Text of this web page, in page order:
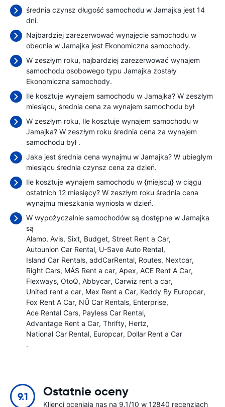
średnia czynsz długość samochodu w Jamajka jest 14
dni.
Najbardziej zarezerwować wynajęcie samochodu w
obecnie w Jamajka jest Ekonomiczna samochody.
W zeszłym roku, najbardziej zarezerwować wynajem
samochodu osobowego typu Jamajka zostały
Ekonomiczna samochody.
Ile kosztuje wynajem samochodu w Jamajka? W zeszłym
miesiącu, średnia cena za wynajem samochodu był
W zeszłym roku, Ile kosztuje wynajem samochodu w
Jamajka? W zeszłym roku średnia cena za wynajem
samochodu był .
Jaka jest średnia cena wynajmu w Jamajka? W ubiegłym
miesiącu średnia czynsz cena za dzień.
Ile kosztuje wynajem samochodu w {miejscu} w ciągu
ostatnich 12 miesięcy? W zeszłym roku średnia cena
wynajmu mieszkania wyniosła w dzień.
W wypożyczalnie samochodów są dostępne w Jamajka
są
Alamo Avis Sixt Budget Street Rent a Car
Autounion Car Rental U-Save Auto Rental
Island Car Rentals addCarRental Routes Nextcar
Right Cars MÁS Rent a car Apex ACE Rent A Car
Flexways OtoQ Abbycar Carwiz rent a car
United rent a car Mex Rent a Car Keddy By Europcar
Fox Rent A Car NÜ Car Rentals Enterprise
Ace Rental Cars Payless Car Rental
Advantage Rent a Car Thrifty Hertz
National Car Rental Europcar Dollar Rent a Car
.
9.1 Ostatnie oceny
Klienci oceniają nas na 9.1/10 w 12840 recenzjach